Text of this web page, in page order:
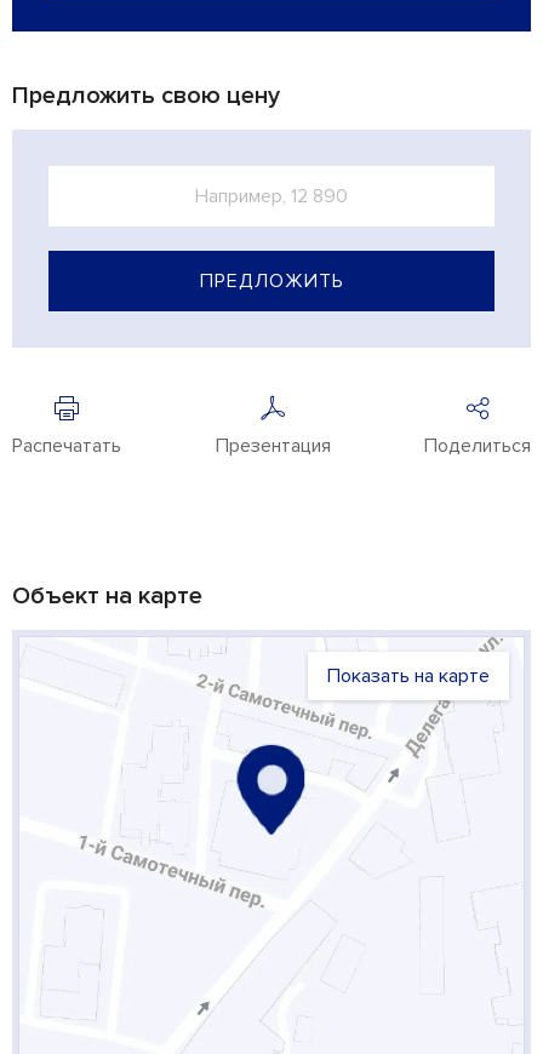
Предложить свою цену
ПРЕДЛОЖИТЬ
Распечатать Презентация Поделиться
Объект на карте
Показать на карте